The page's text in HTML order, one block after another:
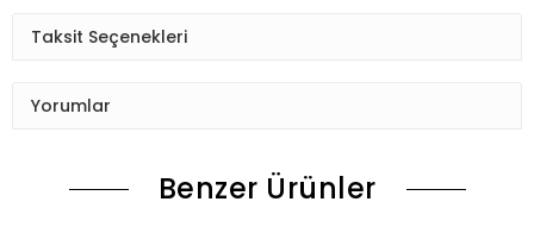
Taksit Seçenekleri
Yorumlar
Benzer Ürünler